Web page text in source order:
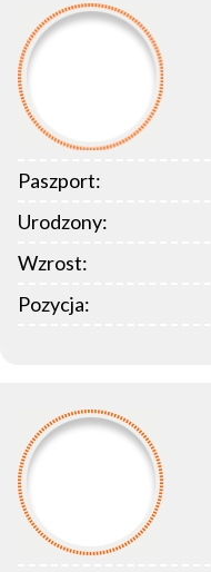
Paszport:
Urodzony:
Wzrost:
Pozycja: